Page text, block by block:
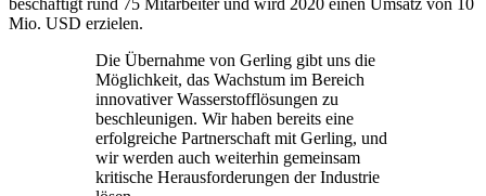
Mio. USD erzielen.
Die Übernahme von Gerling gibt uns die
Möglichkeit, das Wachstum im Bereich
innovativer Wasserstofflösungen zu
beschleunigen. Wir haben bereits eine
erfolgreiche Partnerschaft mit Gerling, und
wir werden auch weiterhin gemeinsam
kritische Herausforderungen der Industrie